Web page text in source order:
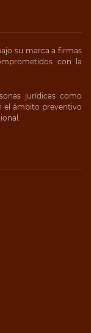
su marca a firmas
con la
jurídicas como
el ámbito preventivo